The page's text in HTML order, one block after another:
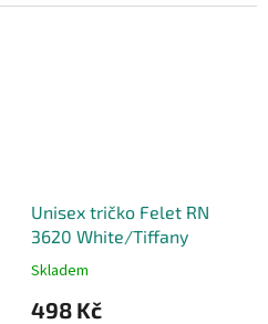
Unisex tričko Felet RN
3620 White/Tiffany
Skladem
498 Kč